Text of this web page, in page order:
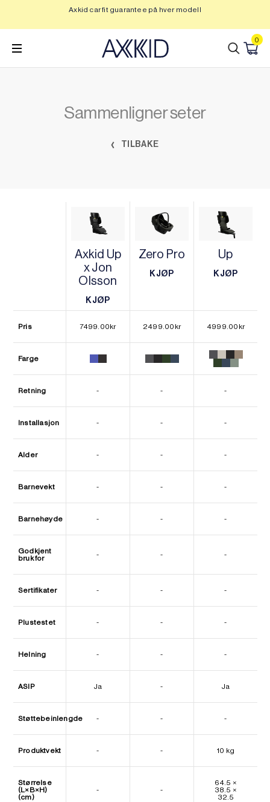
innhold
Axkid car fit guarantee på hver modell
0
Sammenligner seter
TILBAKE
Axkid Up
x Jon
Olsson
KJØP
KJØP
Zero Pro
KJØP
Up
KJØP
Pris 7499.00kr 2499.00 kr 4999.00 kr
Farge
Retning - - -
Installasjon - - -
Alder - - -
Barnevekt - - -
Barnehøyde - - -
Godkjent
bruk for
- - -
Sertifikater - - -
Plustestet - - -
Helning - - -
ASIP Ja - Ja
Støttebeinlengde - - -
Produktvekt - - 10 kg
Størrelse
(L×B×H)
(cm)
- -
64.5 ×
38.5 ×
32.5